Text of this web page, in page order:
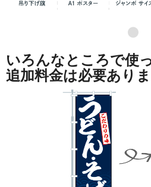
●
いろんなところで使
追加料金は必要ありま